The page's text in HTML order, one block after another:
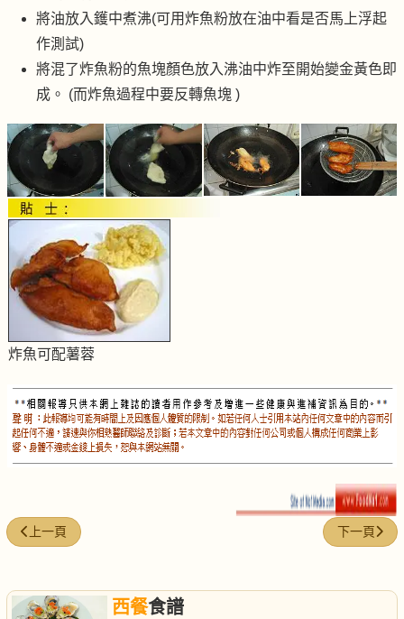
將油放入鑊中煮沸(可用炸魚粉放在油中看是否馬上浮起
作測試)
將混了炸魚粉的魚塊顏色放入沸油中炸至開始變金黃色即
成。 (而炸魚過程中要反轉魚塊 )
炸魚可配薯蓉
上一篇文章: 葡萄柚雞肉比薩 燒烤味
上一頁 下一篇文章
下一頁
西餐食譜